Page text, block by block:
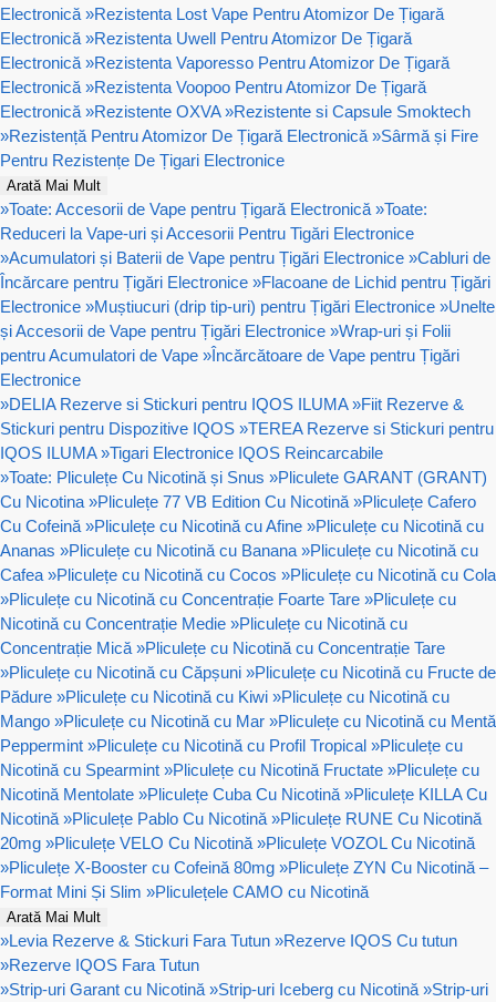
Electronică »Rezistenta Lost Vape Pentru Atomizor De Țigară
Electronică »Rezistenta Uwell Pentru Atomizor De Țigară
Electronică »Rezistenta Vaporesso Pentru Atomizor De Țigară
Electronică »Rezistenta Voopoo Pentru Atomizor De Țigară
Electronică »Rezistente OXVA »Rezistente si Capsule Smoktech
»Rezistență Pentru Atomizor De Țigară Electronică »Sârmă și Fire
Pentru Rezistențe De Țigari Electronice
Arată Mai Mult
»Toate: Accesorii de Vape pentru Țigară Electronică »Toate:
Reduceri la Vape-uri și Accesorii Pentru Tigări Electronice
»Acumulatori și Baterii de Vape pentru Țigări Electronice »Cabluri de
Încărcare pentru Țigări Electronice »Flacoane de Lichid pentru Țigări
Electronice »Muștiucuri (drip tip-uri) pentru Țigări Electronice »Unelte
și Accesorii de Vape pentru Țigări Electronice »Wrap-uri și Folii
pentru Acumulatori de Vape »Încărcătoare de Vape pentru Țigări
Electronice
»DELIA Rezerve si Stickuri pentru IQOS ILUMA »Fiit Rezerve &
Stickuri pentru Dispozitive IQOS »TEREA Rezerve si Stickuri pentru
IQOS ILUMA »Tigari Electronice IQOS Reincarcabile
»Toate: Pliculețe Cu Nicotină și Snus »Pliculete GARANT (GRANT)
Cu Nicotina »Pliculețe 77 VB Edition Cu Nicotină »Pliculețe Cafero
Cu Cofeină »Pliculețe cu Nicotină cu Afine »Pliculețe cu Nicotină cu
Ananas »Pliculețe cu Nicotină cu Banana »Pliculețe cu Nicotină cu
Cafea »Pliculețe cu Nicotină cu Cocos »Pliculețe cu Nicotină cu Cola
»Pliculețe cu Nicotină cu Concentrație Foarte Tare »Pliculețe cu
Nicotină cu Concentrație Medie »Pliculețe cu Nicotină cu
Concentrație Mică »Pliculețe cu Nicotină cu Concentrație Tare
»Pliculețe cu Nicotină cu Căpșuni »Pliculețe cu Nicotină cu Fructe de
Pădure »Pliculețe cu Nicotină cu Kiwi »Pliculețe cu Nicotină cu
Mango »Pliculețe cu Nicotină cu Mar »Pliculețe cu Nicotină cu Mentă
Peppermint »Pliculețe cu Nicotină cu Profil Tropical »Pliculețe cu
Nicotină cu Spearmint »Pliculețe cu Nicotină Fructate »Pliculețe cu
Nicotină Mentolate »Pliculețe Cuba Cu Nicotină »Pliculețe KILLA Cu
Nicotină »Pliculețe Pablo Cu Nicotină »Pliculețe RUNE Cu Nicotină
20mg »Pliculețe VELO Cu Nicotină »Pliculețe VOZOL Cu Nicotină
»Pliculețe X-Booster cu Cofeină 80mg »Pliculețe ZYN Cu Nicotină –
Format Mini Și Slim »Pliculețele CAMO cu Nicotină
Arată Mai Mult
»Levia Rezerve & Stickuri Fara Tutun »Rezerve IQOS Cu tutun
»Rezerve IQOS Fara Tutun
»Strip-uri Garant cu Nicotină »Strip-uri Iceberg cu Nicotină »Strip-uri